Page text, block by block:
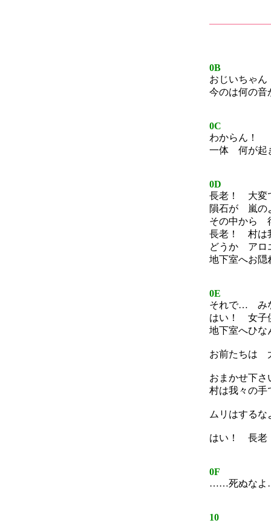
0B
おじいちゃん
今のは何の音
0C
わからん！
一体 何が起
0D
長老！ 大変
隕石が 嵐の
その中から
長老！ 村は
どうか アロ
地下室へお隠
0E
それで… み
はい！ 女子
地下室へひな
お前たちは
おまかせ下さ
村は我々の手
ムリはする
はい！ 長老
0F
……死ぬな
10